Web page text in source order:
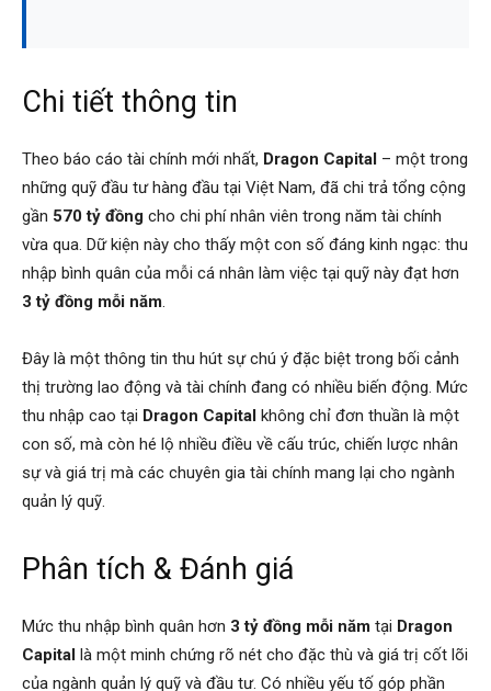
Chi tiết thông tin
Theo báo cáo tài chính mới nhất, Dragon Capital – một trong
những quỹ đầu tư hàng đầu tại Việt Nam, đã chi trả tổng cộng
gần 570 tỷ đồng cho chi phí nhân viên trong năm tài chính
vừa qua. Dữ kiện này cho thấy một con số đáng kinh ngạc: thu
nhập bình quân của mỗi cá nhân làm việc tại quỹ này đạt hơn
3 tỷ đồng mỗi năm.
Đây là một thông tin thu hút sự chú ý đặc biệt trong bối cảnh
thị trường lao động và tài chính đang có nhiều biến động. Mức
thu nhập cao tại Dragon Capital không chỉ đơn thuần là một
con số, mà còn hé lộ nhiều điều về cấu trúc, chiến lược nhân
sự và giá trị mà các chuyên gia tài chính mang lại cho ngành
quản lý quỹ.
Phân tích & Đánh giá
Mức thu nhập bình quân hơn 3 tỷ đồng mỗi năm tại Dragon
Capital là một minh chứng rõ nét cho đặc thù và giá trị cốt lõi
của ngành quản lý quỹ và đầu tư. Có nhiều yếu tố góp phần